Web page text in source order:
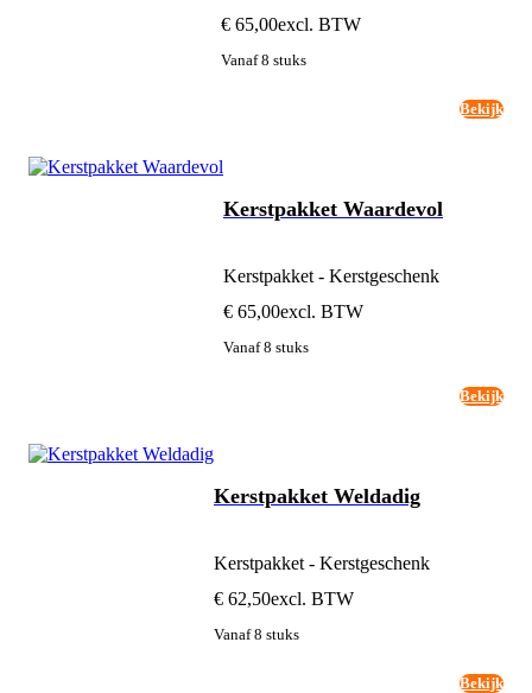
€ 65,00excl. BTW
Vanaf 8 stuks
Bekijk
Kerstpakket Waardevol
Kerstpakket - Kerstgeschenk
€ 65,00excl. BTW
Vanaf 8 stuks
Bekijk
Kerstpakket Weldadig
Kerstpakket - Kerstgeschenk
€ 62,50excl. BTW
Vanaf 8 stuks
Bekijk